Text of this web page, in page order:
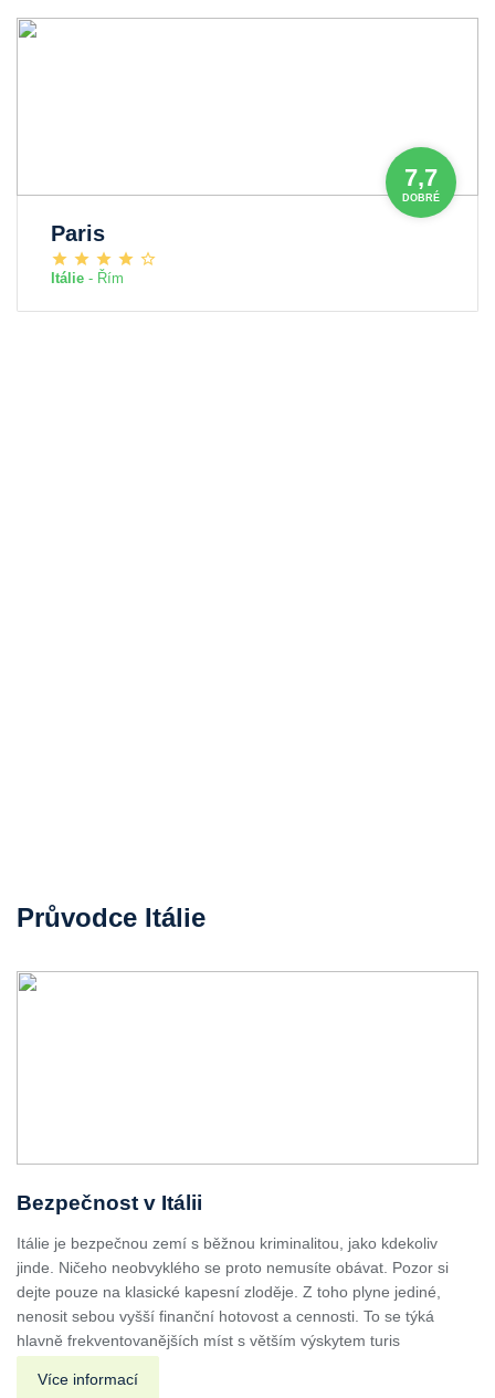
7,7
DOBRÉ
Paris
Itálie - Řím
Průvodce Itálie
Bezpečnost v Itálii
Itálie je bezpečnou zemí s běžnou kriminalitou, jako kdekoliv
jinde. Ničeho neobvyklého se proto nemusíte obávat. Pozor si
dejte pouze na klasické kapesní zloděje. Z toho plyne jediné,
nenosit sebou vyšší finanční hotovost a cennosti. To se týká
hlavně frekventovanějších míst s větším výskytem turis
Více informací